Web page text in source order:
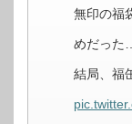
無印の福
めだった
結局、福